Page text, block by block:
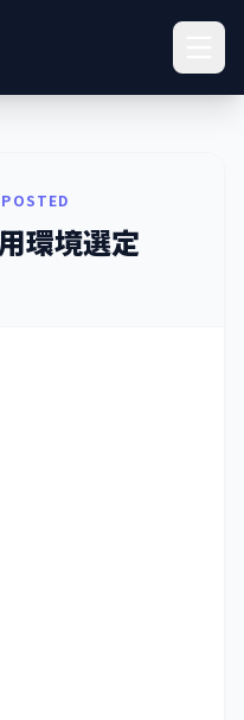
環境選定